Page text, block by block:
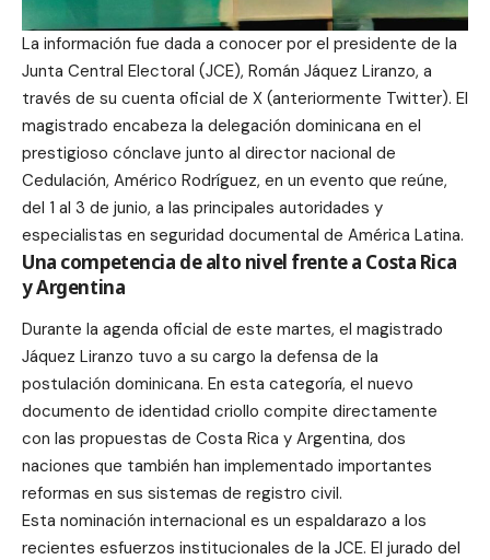
La información fue dada a conocer por el presidente de la
Junta Central Electoral (JCE), Román Jáquez Liranzo, a
través de su cuenta oficial de X (anteriormente Twitter). El
magistrado encabeza la delegación dominicana en el
prestigioso cónclave junto al director nacional de
Cedulación, Américo Rodríguez, en un evento que reúne,
del 1 al 3 de junio, a las principales autoridades y
especialistas en seguridad documental de América Latina.
Una competencia de alto nivel frente a Costa Rica
y Argentina
Durante la agenda oficial de este martes, el magistrado
Jáquez Liranzo tuvo a su cargo la defensa de la
postulación dominicana. En esta categoría, el nuevo
documento de identidad criollo compite directamente
con las propuestas de Costa Rica y Argentina, dos
naciones que también han implementado importantes
reformas en sus sistemas de registro civil.
Esta nominación internacional es un espaldarazo a los
recientes esfuerzos institucionales de la JCE. El jurado del